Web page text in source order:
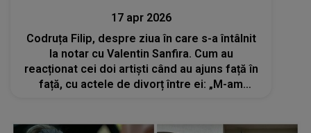
17 apr 2026
Codruța Filip, despre ziua în care s-a întâlnit
la notar cu Valentin Sanfira. Cum au
reacționat cei doi artiști când au ajuns față în
față, cu actele de divorț între ei: „M-am